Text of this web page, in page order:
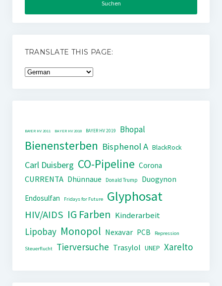
TRANSLATE THIS PAGE:
BAYER HV 2011 BAYER HV 2018 BAYER HV 2019 Bhopal
Bienensterben Bisphenol A BlackRock
Carl Duisberg CO-Pipeline Corona
CURRENTA Dhünnaue Donald Trump
Duogynon
Endosulfan
Fridays for Future Glyphosat
HIV/AIDS IG Farben Kinderarbeit
Lipobay Monopol Nexavar PCB Repression
Steuerflucht Tierversuche Trasylol UNEP Xarelto